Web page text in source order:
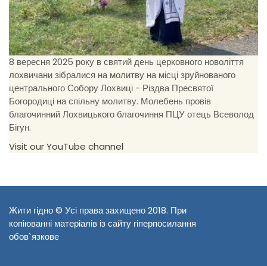
8 вересня 2025 року в святий день церковного новоліття
лохвичани зібралися на молитву на місці зруйнованого
центрального Собору Лохвиці - Різдва Пресвятої
Богородиці на спільну молитву. Молебень провів
благочинний Лохвицького благочиння ПЦУ отець Всеволод
Бігун.
Visit our YouTube channel
Жити гідно © Усі права захищено 2018. При
копіюванні матеріалів із сайту гіперпосилання
обов`язкове